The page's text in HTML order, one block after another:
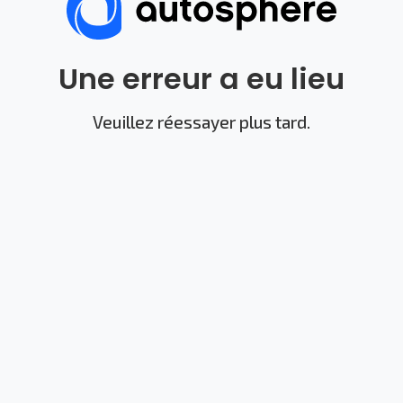
Une erreur a eu lieu
Veuillez réessayer plus tard.